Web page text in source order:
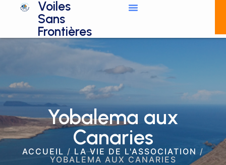
Voiles
Sans
Frontières
Yobalema aux
Canaries
ACCUEIL / LA VIE DE L'ASSOCIATION /
YOBALEMA AUX CANARIES